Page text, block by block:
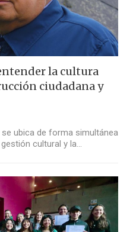
la cultura
ciudadana y
ubica de forma simultánea
cultural y la…